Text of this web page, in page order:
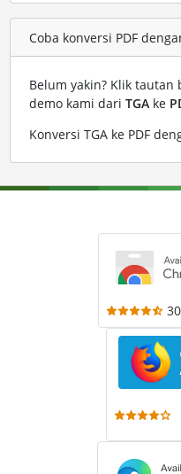
Coba konversi PDF
Belum yakin? Klik
demo kami dari TGAke
Konversi TGA ke PDF